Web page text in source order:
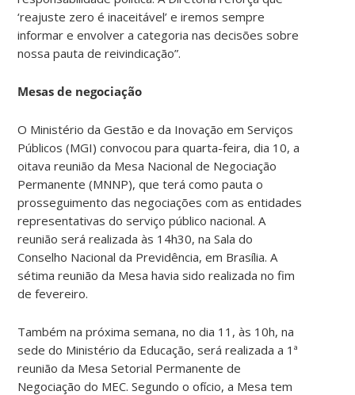
‘reajuste zero é inaceitável’ e iremos sempre
informar e envolver a categoria nas decisões sobre
nossa pauta de reivindicação”.
Mesas de negociação
O Ministério da Gestão e da Inovação em Serviços
Públicos (MGI) convocou para quarta-feira, dia 10, a
oitava reunião da Mesa Nacional de Negociação
Permanente (MNNP), que terá como pauta o
prosseguimento das negociações com as entidades
representativas do serviço público nacional. A
reunião será realizada às 14h30, na Sala do
Conselho Nacional da Previdência, em Brasília. A
sétima reunião da Mesa havia sido realizada no fim
de fevereiro.
Também na próxima semana, no dia 11, às 10h, na
sede do Ministério da Educação, será realizada a 1ª
reunião da Mesa Setorial Permanente de
Negociação do MEC. Segundo o ofício, a Mesa tem